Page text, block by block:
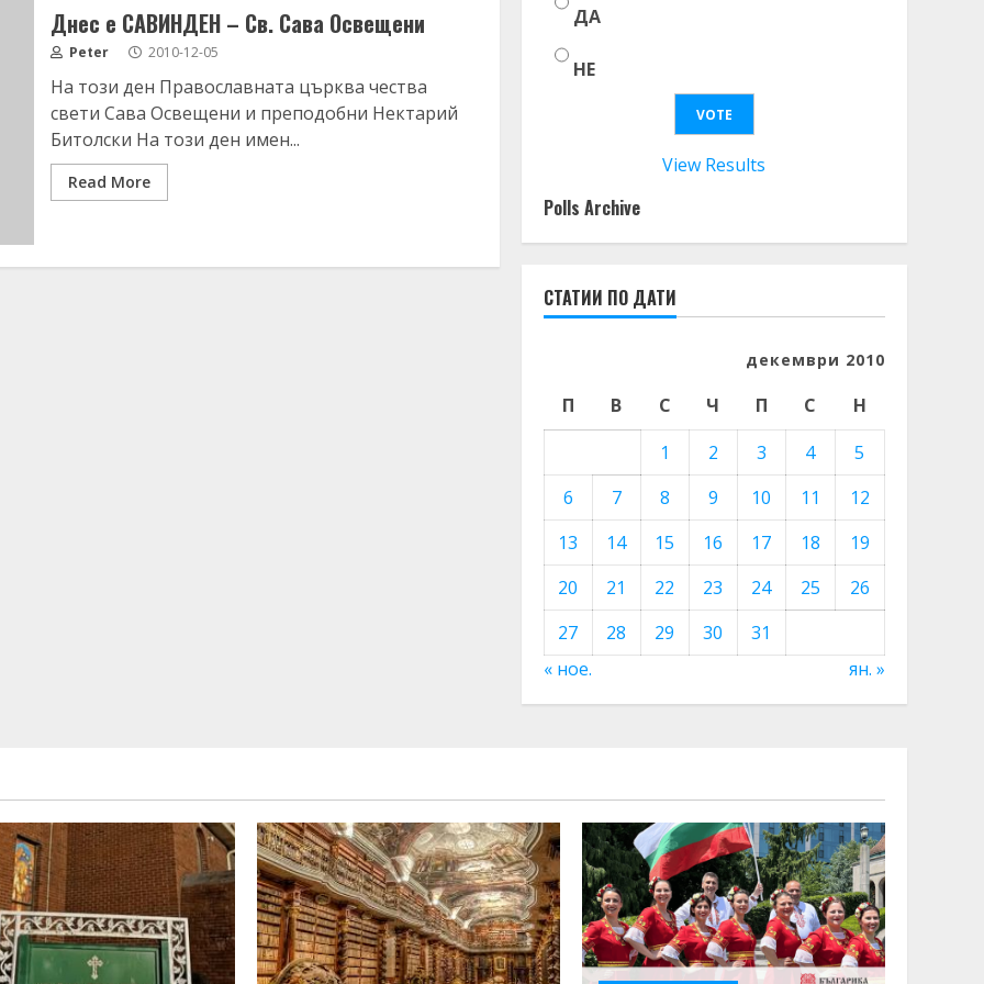
Днес е САВИНДЕН – Св. Сава Освещени
Peter 2010-12-05
На този ден Православната църква чества
свети Сава Освещени и преподобни Нектарий
Битолски На този ден имен...
Read More
ДА
НЕ
View Results
Polls Archive
СТАТИИ ПО ДАТИ
декември 2010
П В С Ч П С
Н
1
2 3 4
5
6
7 8 9 10 11
12
13
14 15 16 17 18
19
20
21 22 23 24 25
26
27
28 29 30
31
« ное.
ян. »